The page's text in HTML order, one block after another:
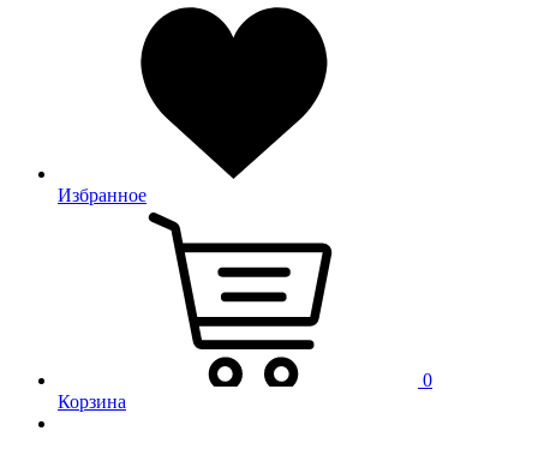
Избранное
0
Корзина